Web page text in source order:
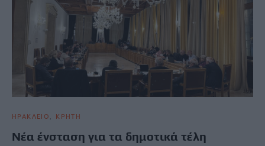
ΗΡΑΚΛΕΙΟ ΚΡΗΤΗ
Νέα ένσταση για τα δημοτικά τέλη